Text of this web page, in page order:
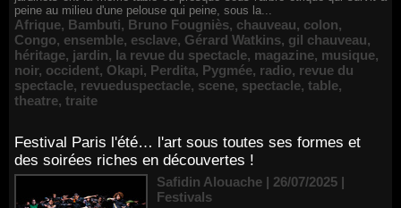
peine au milieu d'une pelouse qui peine, sous la...
Afrique, Bambuti, Bruno Fougniès, chauveau, colon,
Congo, ensemble, esclave, Gérard Watkins, gil chauveau,
héritage, jardin, la revue du spectacle, magazine, musique,
noir, occident, Okapi, Perdita, Pygmée, radio, revue du
spectacle, revueduspectacle, scene, spectacle, table,
theatre, traite
Festival Paris l'été… l'art sous toutes ses formes et
des soirées riches en découvertes !
Safidin Alouache | 26/07/2025 |
Festivals